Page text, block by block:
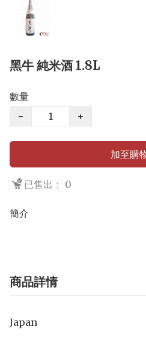
黑牛 純米酒 1.8L
數量
−
+
加至購
已售出： 0
簡介
商品詳情
Japan